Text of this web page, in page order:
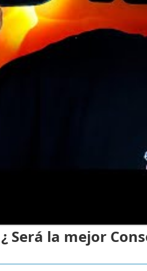
¿ Será la mejor